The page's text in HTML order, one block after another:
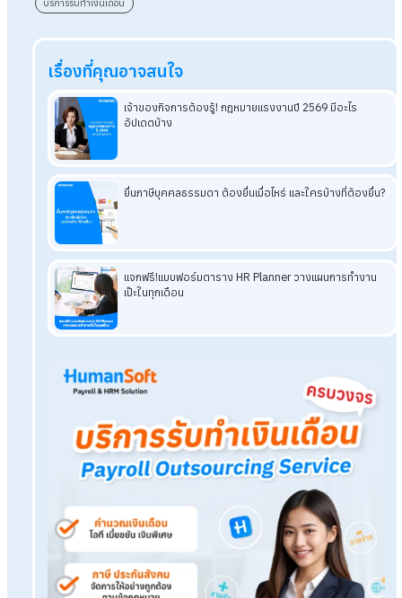
ในปี 2026 งานเงินเดือนกลายเป็นส่วนสำคัญของการบริหารองค์
Oneจึงเป็นคำตอบสำหรับองค์กรที่มองหาบริการรับทำเงินเดือนที่
งานได้จริง โปร่งใส และพร้อมเติบโตไปด้วยกันในระยะยาว
อ่านบทความที่เกี่ยวข้องเพิ่มเติม
อันดับ โปรแกรมเงินเดือน SME ที่ดีที่สุด
โปรแกรม HR
ธุรกิจร้านเล็กพนักงานไม่เยอะ อยากจ้าง Payroll Serviceจ
ไหม?
ประกันสังคมปรับใหม่ไม่กลัววุ่น อัปเดตเป๊ะด้วยบริการ Payroll
เรื่องที่คุณอาจสนใจ